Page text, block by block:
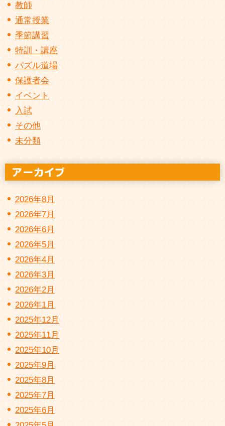
教師
通常授業
季節講習
特訓・講座
パズル道場
保護者会
イベント
入試
その他
未分類
2026年8月
2026年7月
2026年6月
2026年5月
2026年4月
2026年3月
2026年2月
2026年1月
2025年12月
2025年11月
2025年10月
2025年9月
2025年8月
2025年7月
2025年6月